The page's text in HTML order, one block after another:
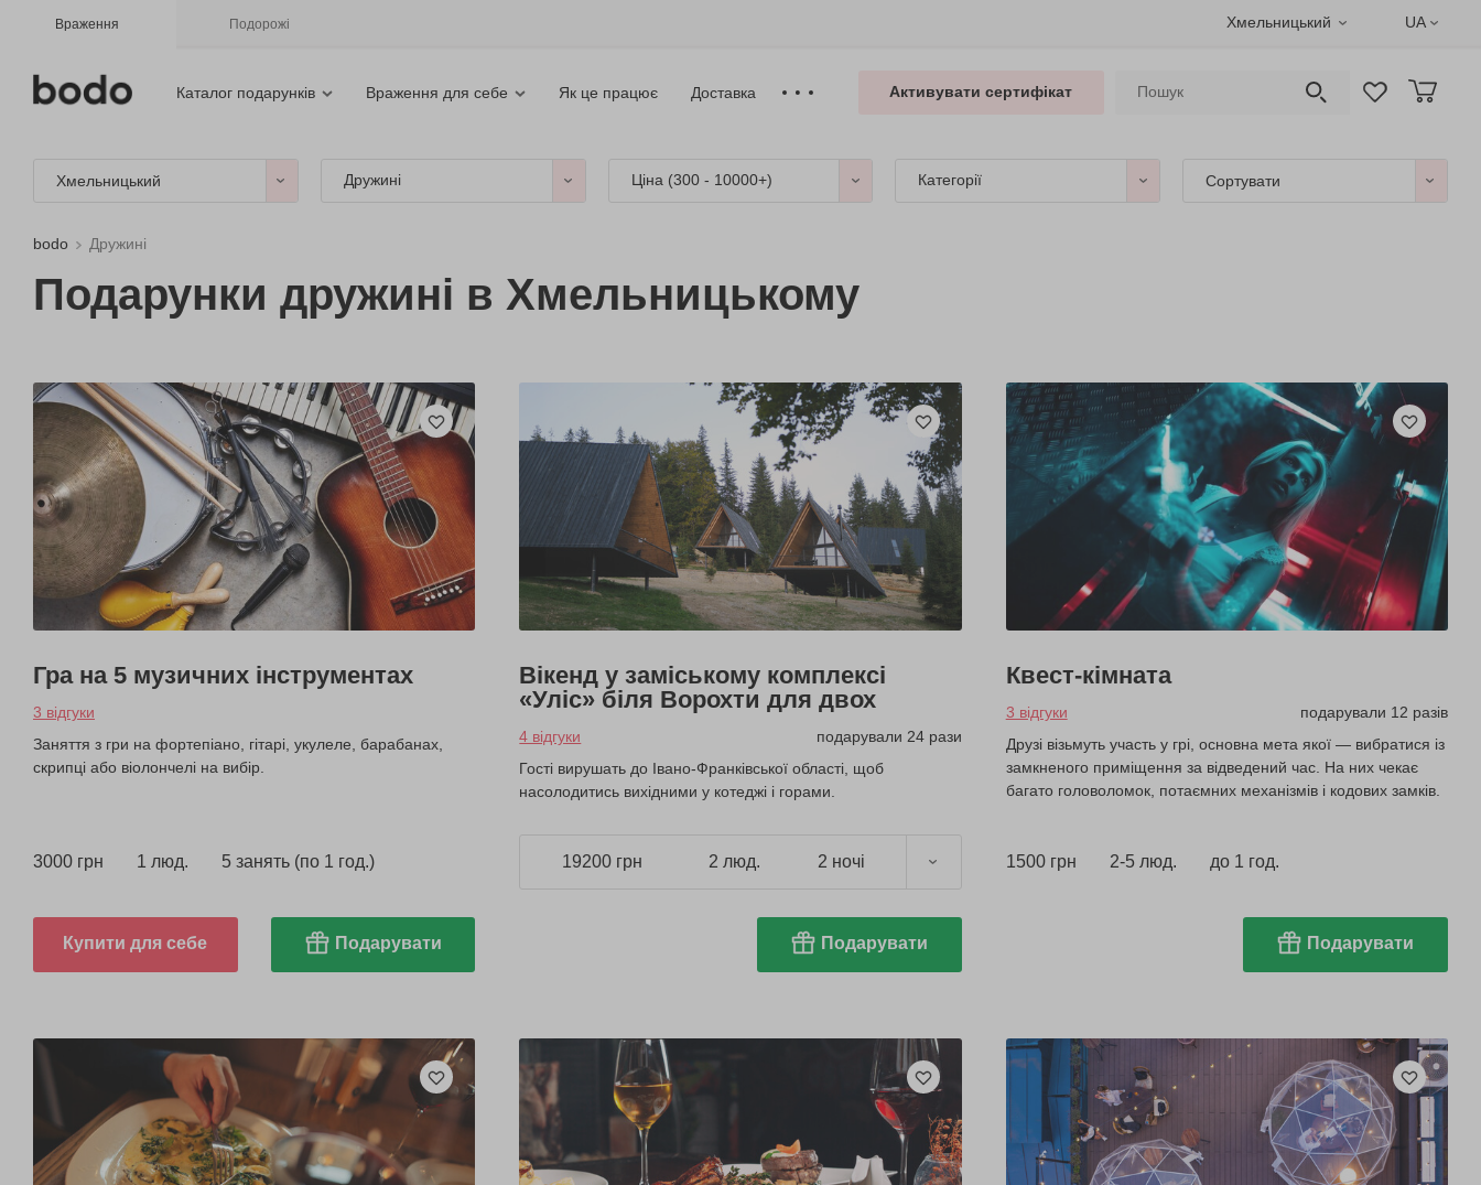
Враження Подорожі Хмельницький UA
Каталог подарунків Враження для себе Як це працює Доставка Активувати сертифікат
Хмельницький Дружині Ціна (300 - 10000+) Категорії Сортувати
bodo Дружині
Подарунки дружині в Хмельницькому
Гра на 5 музичних інструментах
3 відгуки
Заняття з гри на фортепіано, гітарі, укулеле, барабанах,
скрипці або віолончелі на вибір.
3000 грн 1 люд. 5 занять (по 1 год.)
Купити для себе Подарувати
Вікенд у заміському комплексі
«Уліс» біля Ворохти для двох
4 відгуки
подарували 24 рази
Гості вирушать до Івано-Франківської області, щоб
насолодитись вихідними у котеджі і горами.
19200 грн 2 люд. 2 ночі
Подарувати
Квест-кімната
3 відгуки
подарували 12 разів
Друзі візьмуть участь у грі, основна мета якої — вибратися із
замкненого приміщення за відведений час. На них чекає
багато головоломок, потаємних механізмів і кодових замків.
1500 грн 2-5 люд. до 1 год.
Подарувати